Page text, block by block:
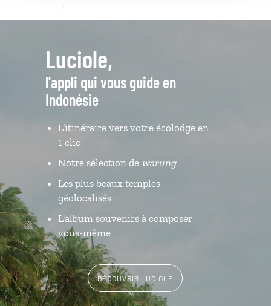
Luciole,
l'appli qui vous guide en
Indonésie
L’itinéraire vers votre écolodge en
1 clic
Notre sélection de warung
Les plus beaux temples
géolocalisés
L'album souvenirs à composer
vous-même
DÉCOUVRIR LUCIOLE